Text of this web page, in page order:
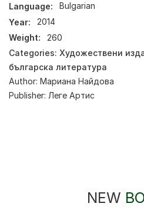
Language:
Bulgarian
Year:
2014
Weight:
260
Categories: Художествени
българска литература
Author: Мариана Найдова
Publisher: Леге Артис
NEW